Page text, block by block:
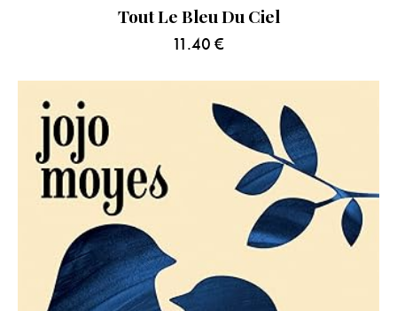
Tout Le Bleu Du Ciel
11.40 €